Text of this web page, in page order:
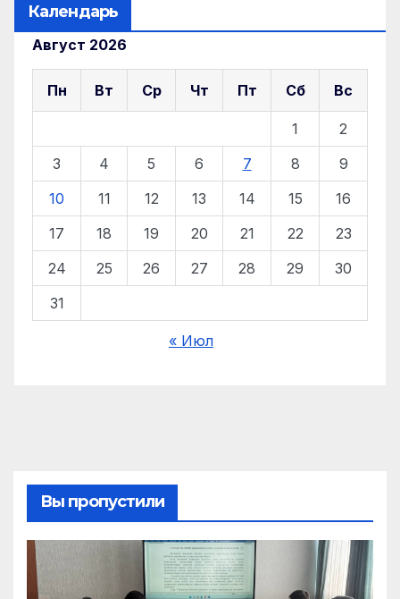
Календарь
Август 2026
Пн Вт Ср Чт Пт Сб Вс
1
2
3
4 5 6 7 8
9
10
11 12 13 14 15
16
17
18 19 20 21 22
23
24
25 26 27 28 29
30
31
« Июл
Вы пропустили